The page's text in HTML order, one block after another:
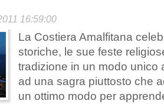
16:59:00
La Costiera Amalfitana
storiche, le sue feste
tradizione in un modo unico
ad una sagra piuttosto che
un ottimo modo per